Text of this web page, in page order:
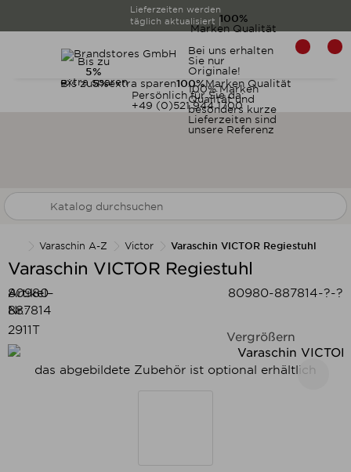
Lieferzeiten werden
täglich aktualisiert |
Bis zu5%extra sparen
Bis zu
5%
extra sparen
100%Marken Qualität
100%
Marken Qualität
Bei uns erhalten
Sie nur
Originale!
100% Marken
Qualität und
besonders kurze
Lieferzeiten sind
unsere Referenz
Persönlich für Sie da:
+49 (0)521 944 1700
Varaschin A-Z Victor Varaschin VICTOR Regiestuhl
Varaschin VICTOR Regiestuhl
Artikel-
Nr.:
2911T
80980-
887814
80980-887814-?-?
Vergrößern
das abgebildete Zubehör ist optional erhältlich